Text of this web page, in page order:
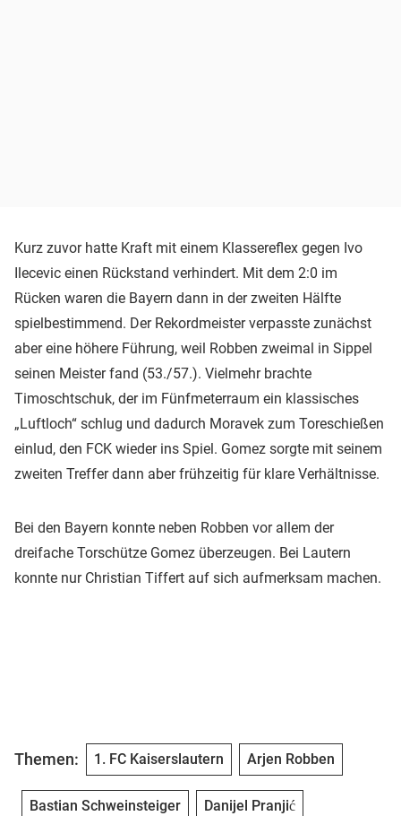
Kurz zuvor hatte Kraft mit einem Klassereflex gegen Ivo
Ilecevic einen Rückstand verhindert. Mit dem 2:0 im
Rücken waren die Bayern dann in der zweiten Hälfte
spielbestimmend. Der Rekordmeister verpasste zunächst
aber eine höhere Führung, weil Robben zweimal in Sippel
seinen Meister fand (53./57.). Vielmehr brachte
Timoschtschuk, der im Fünfmeterraum ein klassisches
„Luftloch“ schlug und dadurch Moravek zum Toreschießen
einlud, den FCK wieder ins Spiel. Gomez sorgte mit seinem
zweiten Treffer dann aber frühzeitig für klare Verhältnisse.
Bei den Bayern konnte neben Robben vor allem der
dreifache Torschütze Gomez überzeugen. Bei Lautern
konnte nur Christian Tiffert auf sich aufmerksam machen.
Themen: 1. FC Kaiserslautern Arjen Robben
Bastian Schweinsteiger Danijel Pranjić